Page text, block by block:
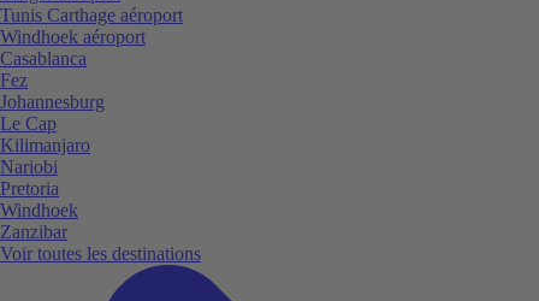
Tunis Carthage aéroport
Windhoek aéroport
Casablanca
Fez
Johannesburg
Le Cap
Kilimanjaro
Nariobi
Pretoria
Windhoek
Zanzibar
Voir toutes les destinations